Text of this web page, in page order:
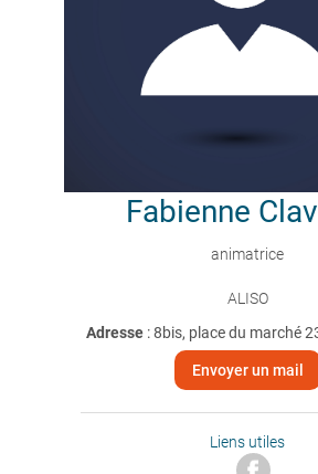
Fabienne
animatrice
ALISO
Adresse : 8bis, place du marché
Envoyer un mail
Liens utiles